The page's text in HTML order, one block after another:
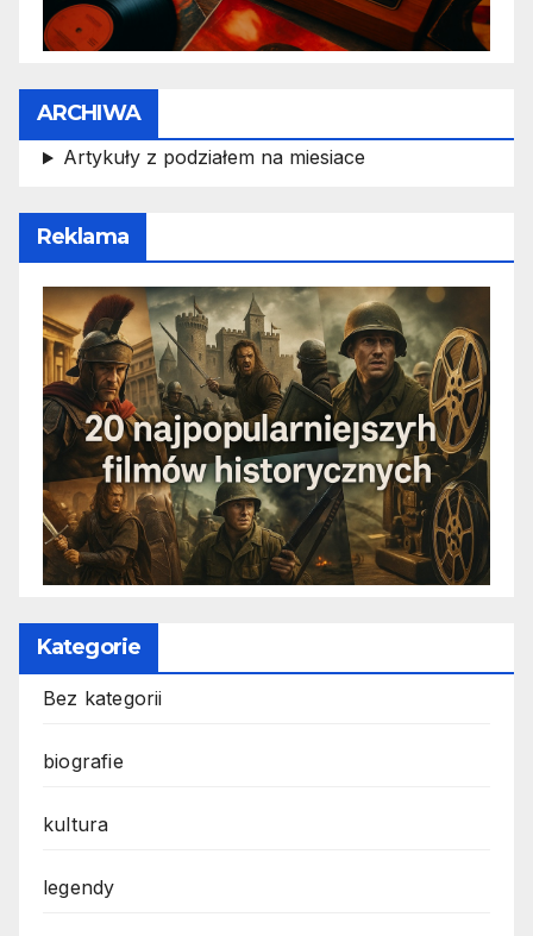
ARCHIWA
Artykuły z podziałem na miesiace
Reklama
Kategorie
Bez kategorii
biografie
kultura
legendy